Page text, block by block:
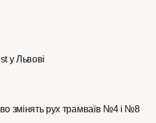
у Львові
змінять рух трамваїв №4 і №8